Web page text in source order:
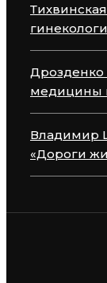
Дрозденко
медицины
Владимир
«Дороги